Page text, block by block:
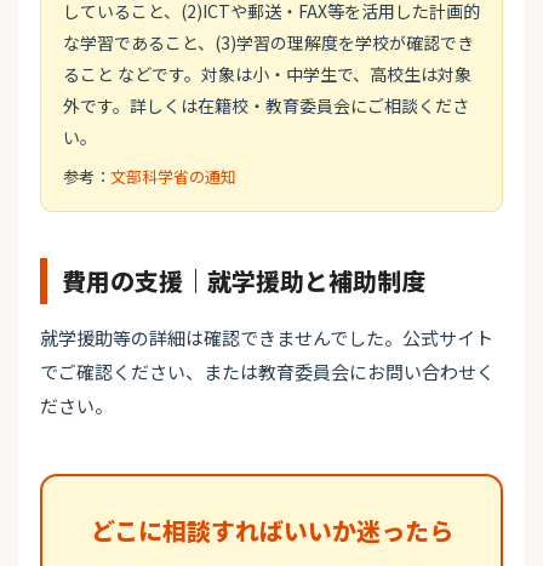
していること、(2)ICTや郵送・FAX等を活用した計画的
な学習であること、(3)学習の理解度を学校が確認でき
ること などです。対象は小・中学生で、高校生は対象
外です。詳しくは在籍校・教育委員会にご相談くださ
い。
参考： 文部科学省の通知
費用の支援｜就学援助と補助制度
就学援助等の詳細は確認できませんでした。公式サイト
でご確認ください、または教育委員会にお問い合わせく
ださい。
どこに相談すればいいか迷ったら